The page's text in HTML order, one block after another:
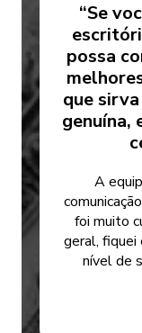
“Se
possa
que
genuína,
A
foi muito
geral,
nível de